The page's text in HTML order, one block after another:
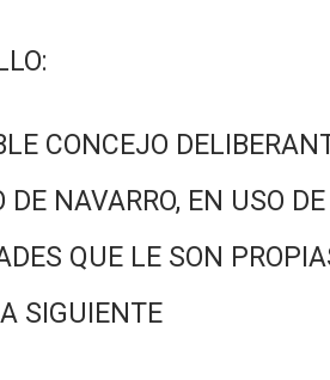
CONCEJO
DE NAVARRO, EN USO DE
QUE LE SON
SIGUIENTE